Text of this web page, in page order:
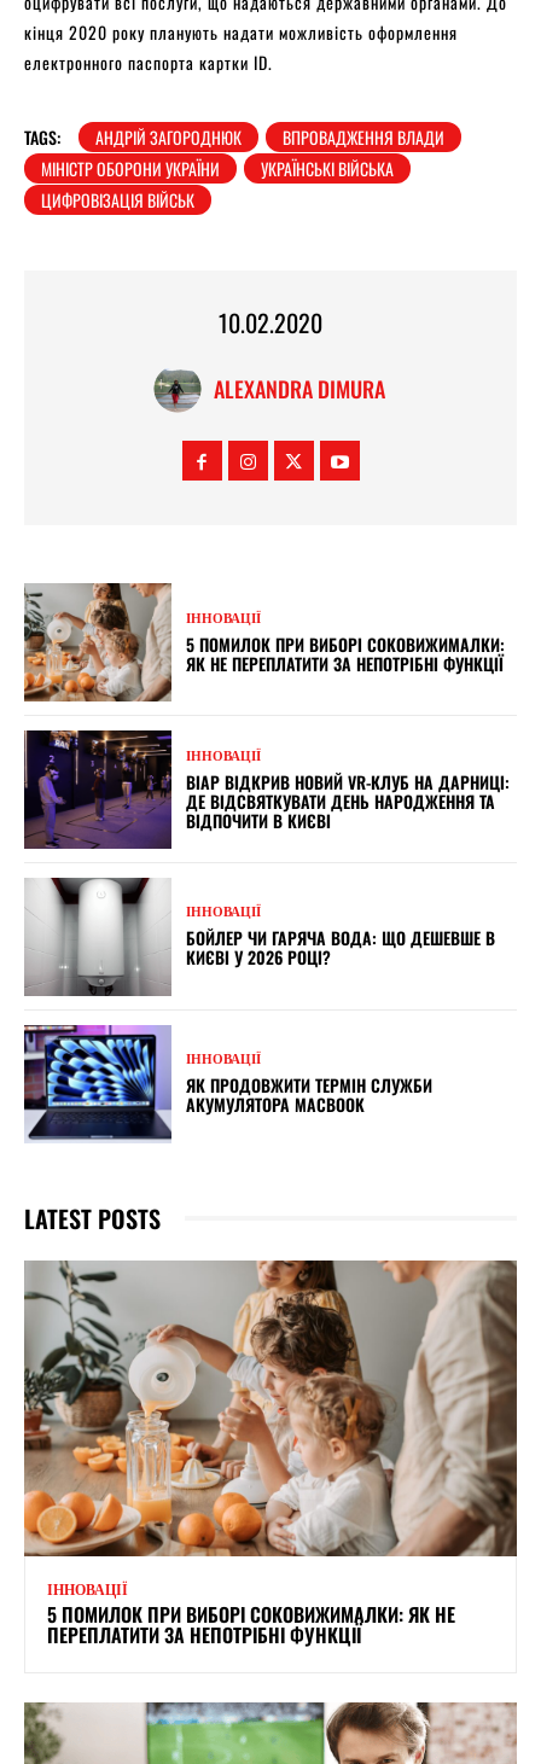
кінця 2020 року планують надати можливість оформлення
електронного паспорта картки ID.
TAGS: АНДРІЙ ЗАГОРОДНЮК
ВПРОВАДЖЕННЯ ВЛАДИ
МІНІСТР ОБОРОНИ УКРАЇНИ
УКРАЇНСЬКІ ВІЙСЬКА
ЦИФРОВІЗАЦІЯ ВІЙСЬК
10.02.2020
ALEXANDRA DIMURA
ІННОВАЦІЇ
5 ПОМИЛОК ПРИ ВИБОРІ СОКОВИЖИМАЛКИ:
ЯК НЕ ПЕРЕПЛАТИТИ ЗА НЕПОТРІБНІ ФУНКЦІЇ
ІННОВАЦІЇ
ВІАР ВІДКРИВ НОВИЙ VR-КЛУБ НА ДАРНИЦІ:
ДЕ ВІДСВЯТКУВАТИ ДЕНЬ НАРОДЖЕННЯ ТА
ВІДПОЧИТИ В КИЄВІ
ІННОВАЦІЇ
БОЙЛЕР ЧИ ГАРЯЧА ВОДА: ЩО ДЕШЕВШЕ В
КИЄВІ У 2026 РОЦІ?
ІННОВАЦІЇ
ЯК ПРОДОВЖИТИ ТЕРМІН СЛУЖБИ
АКУМУЛЯТОРА MACBOOK
LATEST POSTS
ІННОВАЦІЇ
5 ПОМИЛОК ПРИ ВИБОРІ СОКОВИЖИМАЛКИ: ЯК НЕ
ПЕРЕПЛАТИТИ ЗА НЕПОТРІБНІ ФУНКЦІЇ